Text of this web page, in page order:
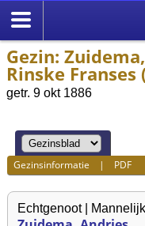
Gezin:
Rinske Franses
getr. 9 okt 1886
Gezinsinformatie | PDF
Echtgenoot | Mannelijk